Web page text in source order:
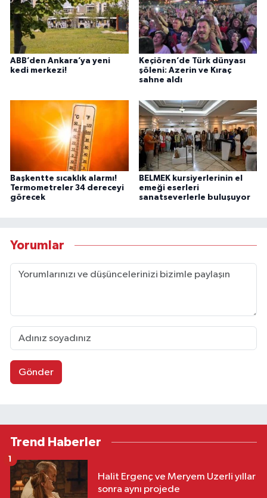
ABB’den Ankara’ya yeni
kedi merkezi!
Keçiören’de Türk dünyası
şöleni: Azerin ve Kıraç
sahne aldı
Başkentte sıcaklık alarmı!
Termometreler 34 dereceyi
görecek
BELMEK kursiyerlerinin el
emeği eserleri
sanatseverlerle buluşuyor
Yorumlar
Gönder
Trend Haberler
Halit Ergenç ve Meryem Uzerli yıllar
sonra aynı projede
1